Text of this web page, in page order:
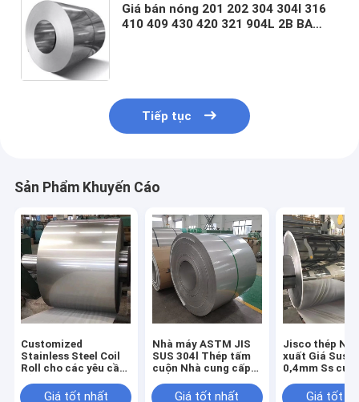
Giá bán nóng 201 202 304 304l 316
410 409 430 420 321 904L 2B BA
Tiếp tục
Sản Phẩm Khuyến Cáo
Customized
Stainless Steel Coil
Roll cho các yêu cầu
nhauGiá tốt nhất
Nhà máy ASTM JIS
SUS 304l Thép tấm
cuộn Nhà cung cấp
Thép tấm mái ván
Giá tốt nhất
Jisco thép
xuất Giá
0,4mm Ss
Aisi 430 BA
Giá tốt